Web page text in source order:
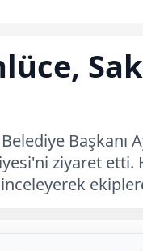
Başkanı
ziyaret etti.
inceleyerek